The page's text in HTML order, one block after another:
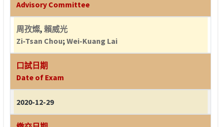
Advisory Committee
周孜燦, 賴威光
Zi-Tsan Chou; Wei-Kuang Lai
口試日期
Date of Exam
2020-12-29